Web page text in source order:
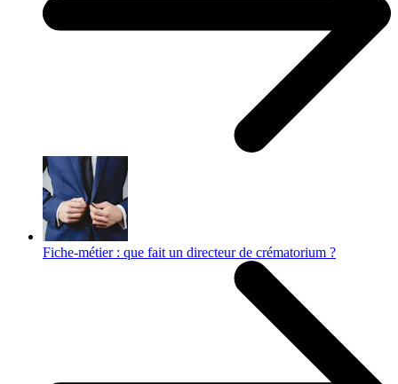
Fiche-métier : que fait un directeur de crématorium ?